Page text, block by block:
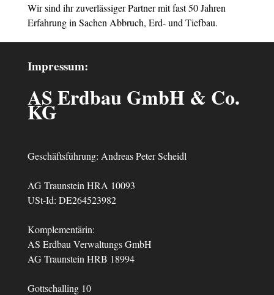
Wir sind ihr zuverlässiger Partner mit fast 50 Jahren
Erfahrung in Sachen Abbruch, Erd- und Tiefbau.
Impressum:
AS Erdbau GmbH & Co.
KG
Geschäftsführung: Andreas Peter Scheidl
AG Traunstein HRA 10093
USt-Id: DE264523982
Komplementärin:
AS Erdbau Verwaltungs GmbH
AG Traunstein HRB 18994
Gottschalling 10